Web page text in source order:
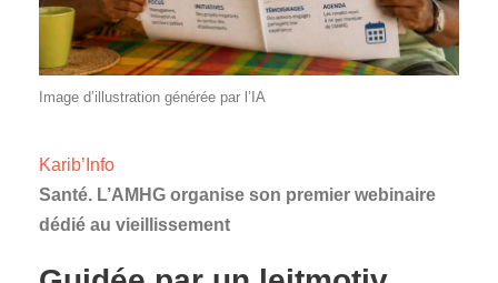
Image d’illustration générée par l’IA
Karib’Info
Santé. L’AMHG organise son premier webinaire
dédié au vieillissement